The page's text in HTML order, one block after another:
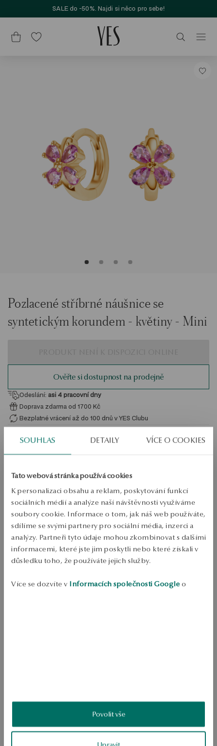
SOUHLAS DETAILY VÍCE O COOKIES
Tato webová stránka používá cookies
K personalizaci obsahu a reklam, poskytování funkcí
sociálních médií a analýze naší návštěvnosti využíváme
soubory cookie. Informace o tom, jak náš web používáte,
sdílíme se svými partnery pro sociální média, inzerci a
analýzy. Partneři tyto údaje mohou zkombinovat s dalšími
informacemi, které jste jim poskytli nebo které získali v
důsledku toho, že používáte jejich služby.
Více se dozvíte v Informacích společnosti Google o
Povolit vše
SALE do -50%. Najdi si něco pro sebe!
Pozlacené stříbrné náušnice se
syntetickým korundem - květiny - Mini
Ověřte si dostupnost na prodejně
Odeslání: asi 4 pracovní dny
Doprava zdarma od 1700 Kč
Bezplatné vrácení až do 100 dnů v YES Clubu
PODROBNOSTI
Typ výrobku: Náušnice
Kov: pozlacené stříbro
Ryzost: 925
Typ spony: Křídlo
Ozdoba: růžový syntetický korund
Styl: Klasický, Romantický
Téma: květiny
Produkt nemá žádné recenze
Možná by Vás mohly zajímat i jiné produkty
Jak sbíráme recenze?